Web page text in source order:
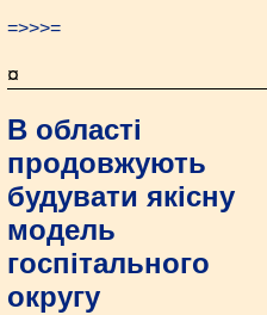
=>>>=
¤
В області
продовжують
будувати якісну
модель
госпітального
округу